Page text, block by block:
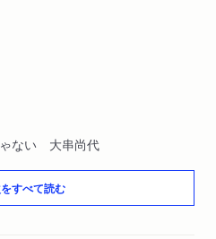
ない 大串尚代
すべて読む